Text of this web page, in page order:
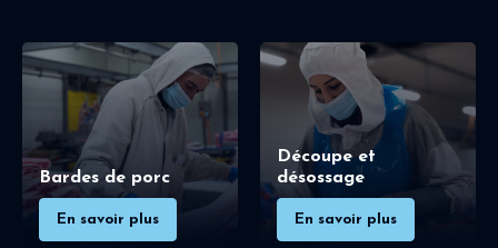
Bardes de porc
En savoir plus
Découpe et
désossage
En savoir plus